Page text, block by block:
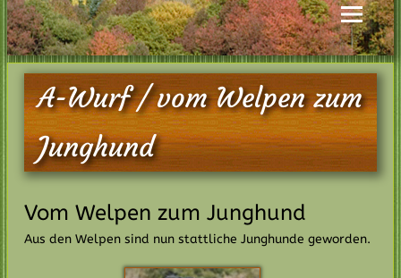
A-Wurf / vom Welpen zum
Junghund
Vom Welpen zum Junghund
Aus den Welpen sind nun stattliche Junghunde geworden.